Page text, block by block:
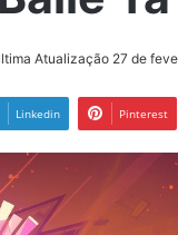
Atualização 27 de
Linkedin Pinterest